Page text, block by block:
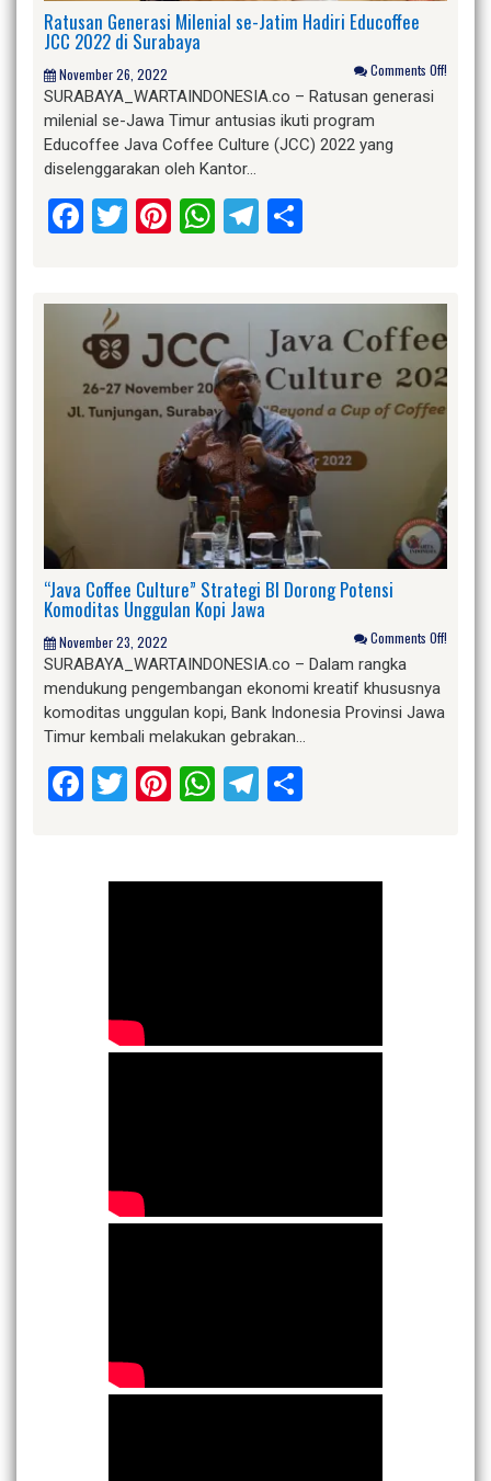
Ratusan Generasi Milenial se-Jatim Hadiri Educoffee
JCC 2022 di Surabaya
November 26, 2022 Comments Off!
SURABAYA_WARTAINDONESIA.co – Ratusan generasi
milenial se-Jawa Timur antusias ikuti program
Educoffee Java Coffee Culture (JCC) 2022 yang
diselenggarakan oleh Kantor…
Facebook
Twitter
Pinterest
WhatsApp
Telegram
“Java Coffee Culture” Strategi BI Dorong Potensi
Komoditas Unggulan Kopi Jawa
November 23, 2022 Comments Off!
SURABAYA_WARTAINDONESIA.co – Dalam rangka
mendukung pengembangan ekonomi kreatif khususnya
komoditas unggulan kopi, Bank Indonesia Provinsi Jawa
Timur kembali melakukan gebrakan…
Facebook
Twitter
Pinterest
WhatsApp
Telegram